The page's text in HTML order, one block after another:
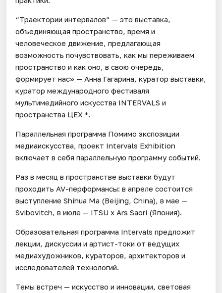
“Траектории интервалов” — это выставка,
объединяющая пространство, время и
человеческое движение, предлагающая
возможность почувствовать, как мы переживаем
пространство и как оно, в свою очередь,
формирует нас» — Анна Гагарина, куратор выставки,
куратор международного фестиваля
мультимедийного искусства INTERVALS и
пространства ЦЕХ *.
Параллельная программа Помимо экспозиции
медиаискусства, проект Intervals Exhibition
включает в себя параллельную программу событий.
Раз в месяц в пространстве выставки будут
проходить AV-перформансы: в апреле состоится
выступление Shihua Ma (Beijing, China), в мае —
Svibovitch, в июле — ITSU x Ars Saori (Япония).
Образовательная программа Intervals предложит
лекции, дискуссии и артист-токи от ведущих
медиахудожников, кураторов, архитекторов и
исследователей технологий.
Темы встреч — искусство и инновации, световая